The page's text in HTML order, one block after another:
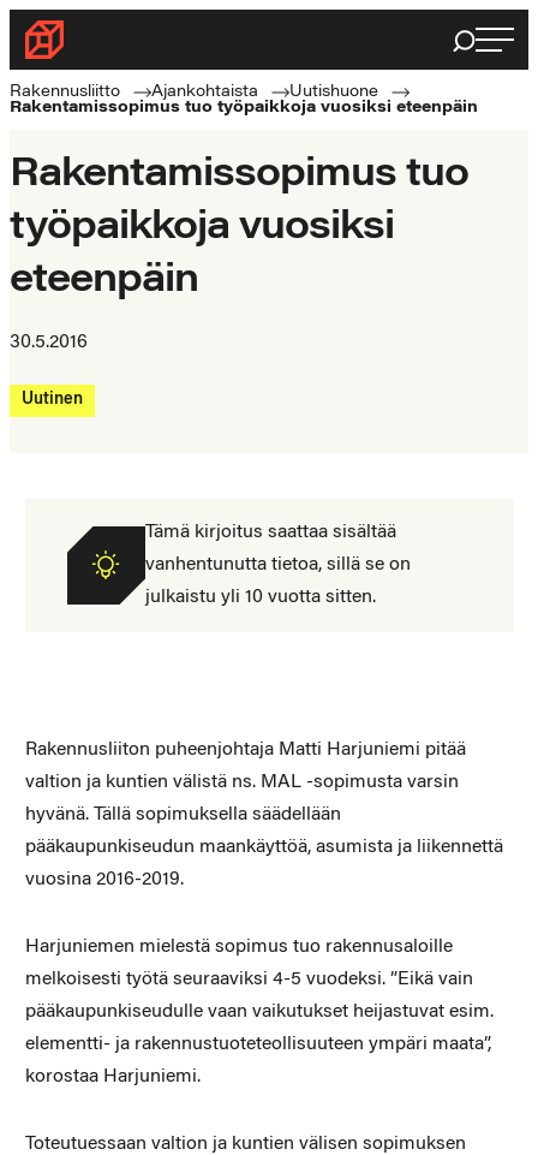
Siirry
suoraan
sisältöön
Rakennusliitto
Rakennusalan
ammattilaisten
Haku
Rakennusliitto Ajankohtaista
Uutishuone
Rakentamissopimus tuo työpaikkoja vuosiksi eteenpäin
Rakentamissopimus tuo
työpaikkoja vuosiksi
eteenpäin
30.5.2016
Uutinen
Tämä kirjoitus saattaa sisältää
vanhentunutta tietoa, sillä se on
julkaistu yli 10 vuotta sitten.
Rakennusliiton puheenjohtaja Matti Harjuniemi pitää
valtion ja kuntien välistä ns. MAL -sopimusta varsin
hyvänä. Tällä sopimuksella säädellään
pääkaupunkiseudun maankäyttöä, asumista ja liikennettä
vuosina 2016-2019.
Harjuniemen mielestä sopimus tuo rakennusaloille
melkoisesti työtä seuraaviksi 4-5 vuodeksi. ”Eikä vain
pääkaupunkiseudulle vaan vaikutukset heijastuvat esim.
elementti- ja rakennustuoteteollisuuteen ympäri maata”,
korostaa Harjuniemi.
Toteutuessaan valtion ja kuntien välisen sopimuksen